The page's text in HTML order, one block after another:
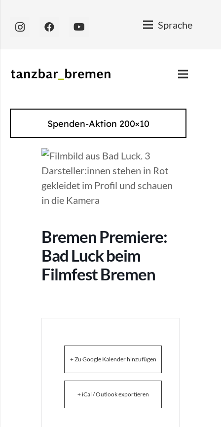
Sprache
Spenden-Aktion 200×10
Bremen Premiere:
Bad Luck beim
Filmfest Bremen
+ Zu Google Kalender hinzufügen
+ iCal / Outlook exportieren